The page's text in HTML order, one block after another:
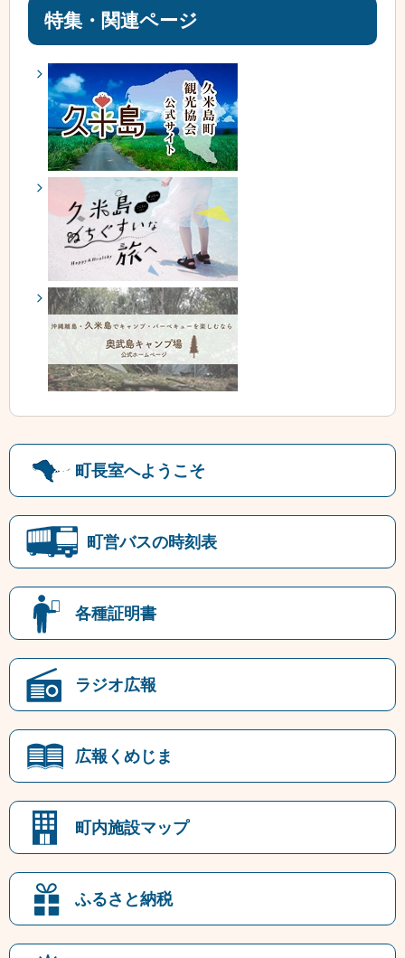
特集・関連ページ
町長室へようこそ
町営バスの時刻表
各種証明書
ラジオ広報
広報くめじま
町内施設マップ
ふるさと納税